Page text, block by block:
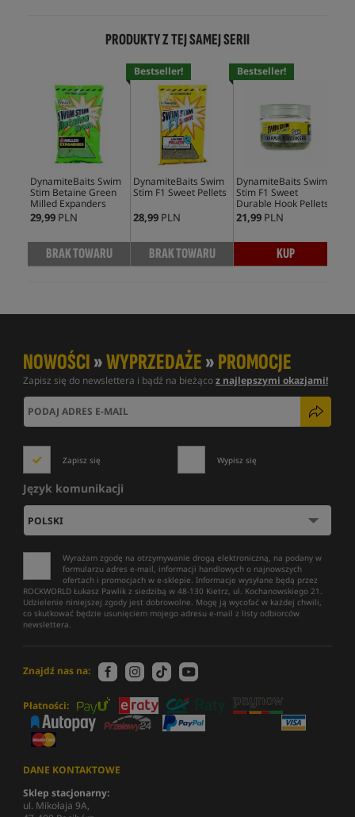
PRODUKTY Z TEJ SAMEJ SERII
DynamiteBaits Swim
Stim Betaine Green
Milled Expanders
29,99 PLN
BRAK TOWARU
Bestseller!
DynamiteBaits Swim
Stim F1 Sweet Pellets
28,99 PLN
BRAK TOWARU
Bestseller!
DynamiteBaits Swim
Stim F1 Sweet
Durable Hook Pellets
21,99 PLN
KUP
NOWOŚCI»WYPRZEDAŻE»PROMOCJE
Zapisz się do newslettera i bądź na bieżącoz najlepszymi okazjami!
Zapisz się Wypisz się
Język komunikacji
Wyrażam zgodę na otrzymywanie drogą elektroniczną, na podany w
formularzu adres e-mail, informacji handlowych o najnowszych
ofertach i promocjach w e-sklepie. Informacje wysyłane będą przez
ROCKWORLD Łukasz Pawlik z siedzibą w 48-130 Kietrz, ul. Kochanowskiego 21.
Udzielenie niniejszej zgody jest dobrowolne. Mogę ją wycofać w każdej chwili,
co skutkować będzie usunięciem mojego adresu e-mail z listy odbiorców
newslettera.
Znajdź nas na:
Płatności:
DANE KONTAKTOWE
Sklep stacjonarny:
ul. Mikołaja 9A,